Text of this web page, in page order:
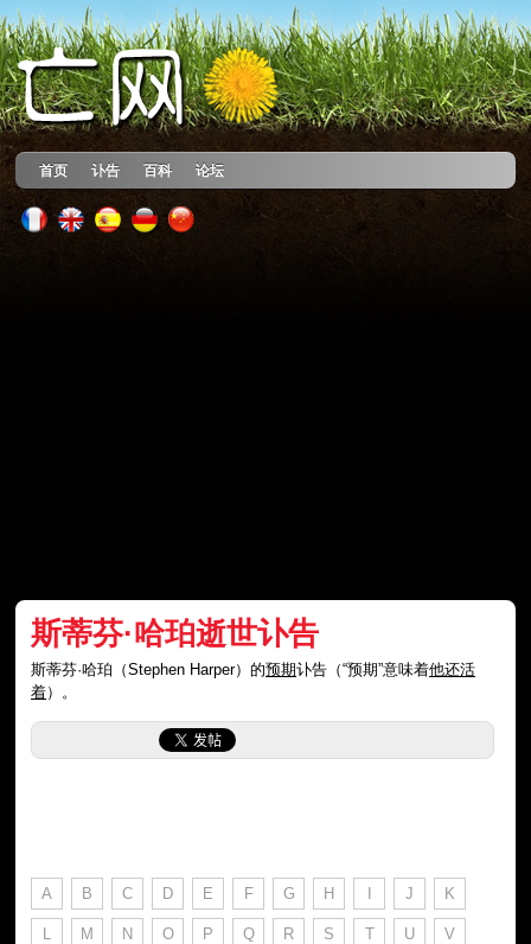
首页 讣告 百科 论坛
斯蒂芬·哈珀逝世讣告
斯蒂芬·哈珀（Stephen Harper）的预期讣告（“预期”意味着他还活
着）。
A B C D E F G H I J K
L M N O P Q R S T U V